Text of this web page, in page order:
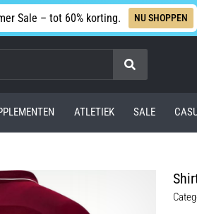
Sale – tot 60% korting. NU SHOPPEN
Zoeken
ATLETIEK SALE